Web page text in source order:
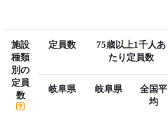
施設
種類
別の
定員
数
定員数
75歳以上1千人あ
たり定員数
岐阜県
岐阜県
全国平
均